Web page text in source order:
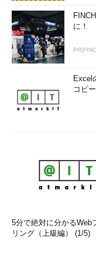
に！
Excel
コピ
5分で絶対に分かるWeb
リング（上級編） (1/5)